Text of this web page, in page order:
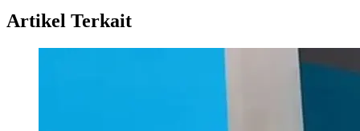
Artikel Terkait